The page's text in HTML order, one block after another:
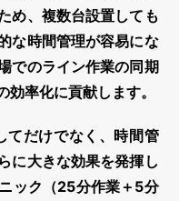
め、複数台設置しても
な時間管理が容易にな
でのライン作業の同期
率化に貢献します。
だけでなく、 時間管
に大きな効果を発揮し
ック（25分作業＋5分